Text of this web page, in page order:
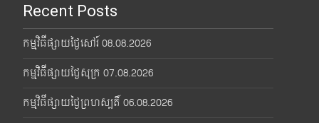
Recent Posts
កម្មវិធីផ្សាយថ្ងៃសៅរ៍ 08.08.2026
កម្មវិធីផ្សាយថ្ងៃសុក្រ 07.08.2026
កម្មវិធីផ្សាយថ្ងៃព្រហស្បតិ៍ 06.08.2026